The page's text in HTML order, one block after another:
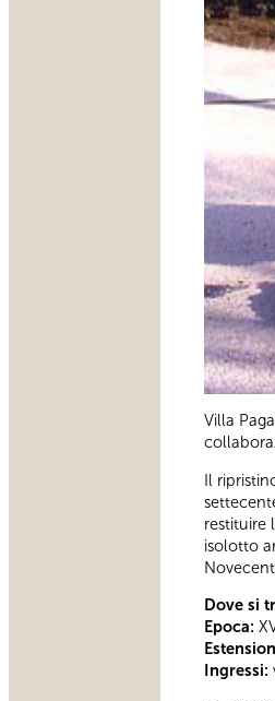
Villa
Il
restituire
isolotto
Dove si
Epoca:
Ingressi: